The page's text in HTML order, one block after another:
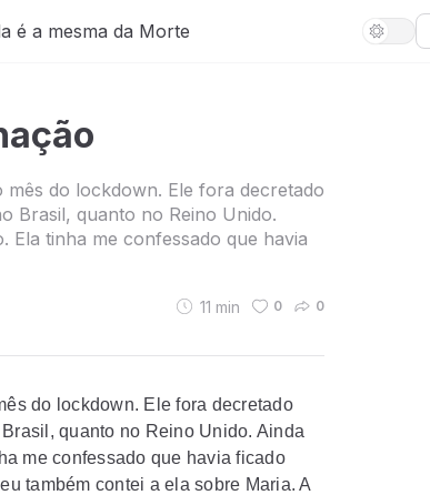
é a mesma da Morte
do lockdown. Ele fora decretado
Brasil, quanto no Reino Unido.
Ela tinha me confessado que havia
11 min 0 0
do lockdown. Ele fora decretado
quanto no Reino Unido. Ainda
me confessado que havia ficado
também contei a ela sobre Maria. A